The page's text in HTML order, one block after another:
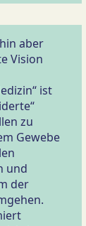
aber
Vision
ist
zu
Gewebe
und
der